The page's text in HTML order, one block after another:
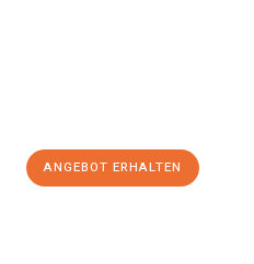
ANGEBOT ERHALTEN